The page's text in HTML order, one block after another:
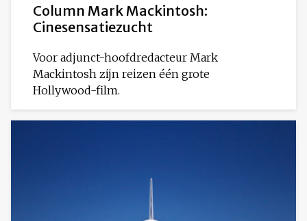
Column Mark Mackintosh:
Cinesensatiezucht
Voor adjunct-hoofdredacteur Mark
Mackintosh zijn reizen één grote
Hollywood-film.